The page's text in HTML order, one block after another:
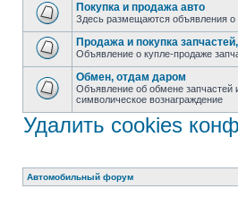
Покупка и продажа авто
Здесь размещаются объявления о
Продажа и покупка
Объявление о купле-продаже
Обмен, отдам даром
Объявление об обмене запчастей
символическое вознаграждение
Удалить cookies
Автомобильный форум